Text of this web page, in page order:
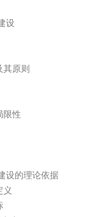
设
原则
限性
设的理论依据
义